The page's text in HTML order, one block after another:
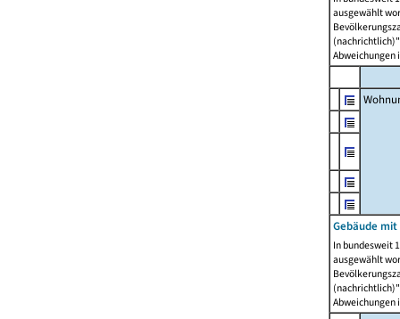
ausgewählt
Abweichungen
Gebäude
In bundesweit
ausgewählt
Abweichungen